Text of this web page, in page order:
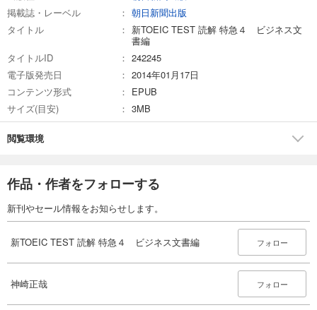
掲載誌・レーベル
朝日新聞出版
タイトル
新TOEIC TEST 読解 特急４ ビジネス文
書編
タイトルID
242245
電子版発売日
2014年01月17日
コンテンツ形式
EPUB
サイズ(目安)
3MB
閲覧環境
作品・作者をフォローする
新刊やセール情報をお知らせします。
新TOEIC TEST 読解 特急４ ビジネス文書編 フォロー
神崎正哉 フォロー